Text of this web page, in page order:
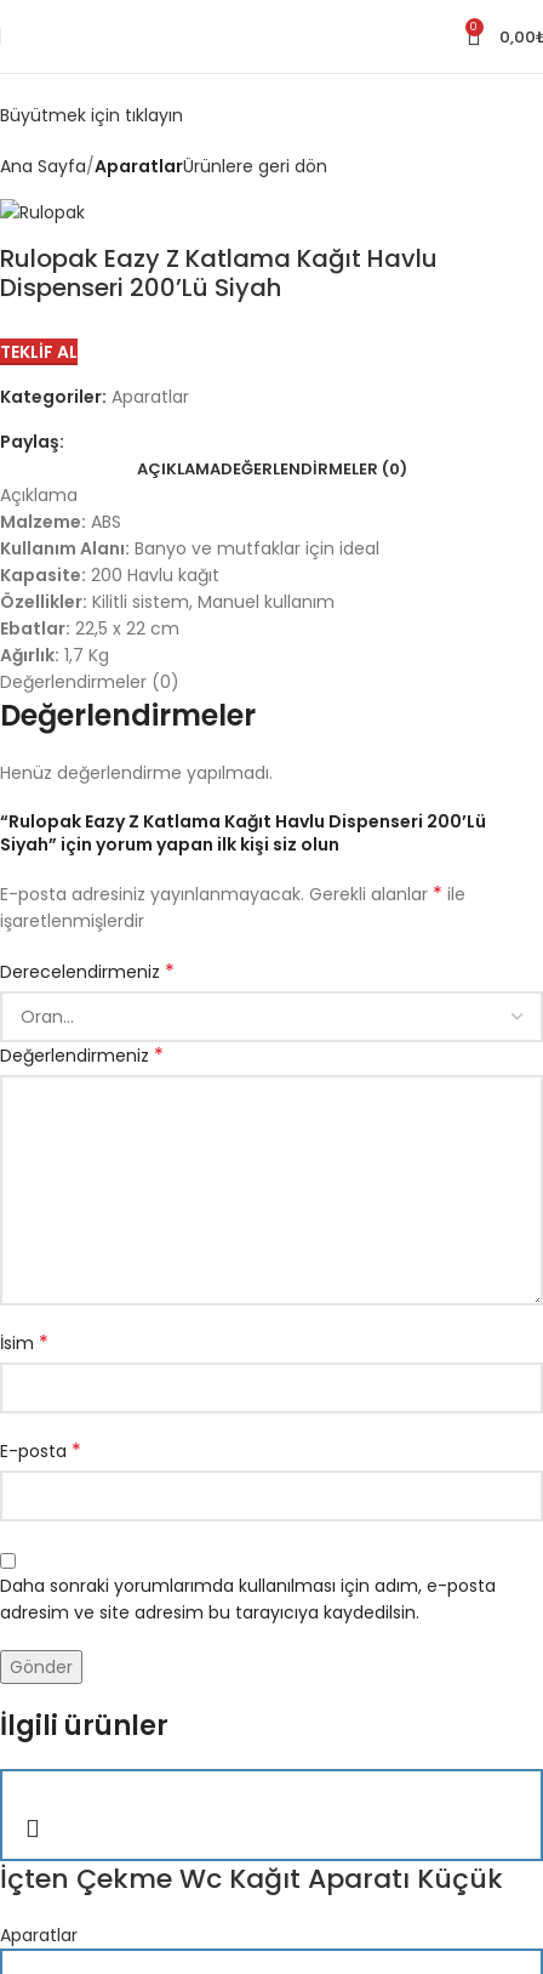
0 0,00
Büyütmek için tıklayın
Ana Sayfa AparatlarÜrünlere geri dön
Rulopak Eazy Z Katlama Kağıt Havlu
Dispenseri 200’Lü Siyah
TEKLIF AL
Kategoriler: Aparatlar
Paylaş:
AÇIKLAMADEĞERLENDIRMELER (0)
Açıklama
Malzeme: ABS
Kullanım Alanı: Banyo ve mutfaklar için ideal
Kapasite: 200 Havlu kağıt
Özellikler: Kilitli sistem, Manuel kullanım
Ebatlar: 22,5 x 22 cm
Ağırlık: 1,7 Kg
Değerlendirmeler (0)
Değerlendirmeler
Henüz değerlendirme yapılmadı.
“Rulopak Eazy Z Katlama Kağıt Havlu Dispenseri 200’Lü
Siyah” için yorum yapan ilk kişi siz olun
E-posta adresiniz yayınlanmayacak. Gerekli alanlar * ile
işaretlenmişlerdir
Derecelendirmeniz *
Değerlendirmeniz *
İsim *
E-posta *
Daha sonraki yorumlarımda kullanılması için adım, e-posta
adresim ve site adresim bu tarayıcıya kaydedilsin.
İlgili ürünler
İçten Çekme Wc Kağıt Aparatı Küçük
Aparatlar